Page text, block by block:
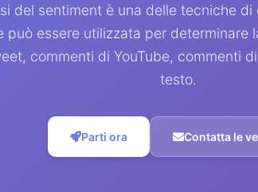
del sentiment è una delle tecniche
può essere utilizzata per determinare
commenti di YouTube, commenti
testo.
Parti ora Contatta le